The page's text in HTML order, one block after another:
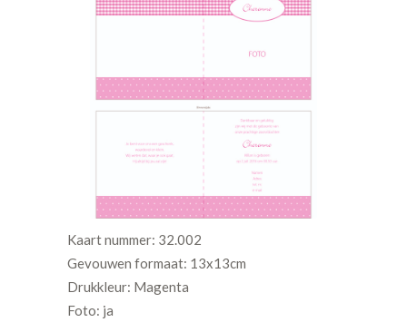
Kaart nummer: 32.002
Gevouwen formaat: 13x13cm
Drukkleur: Magenta
Foto: ja